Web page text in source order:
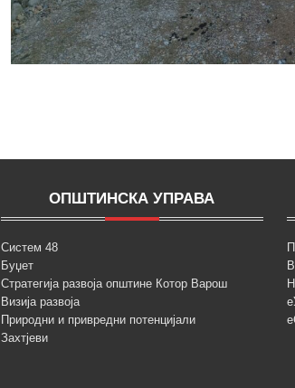
ОПШТИНСКА УПРАВА
Систем 48
Буџет
Стратегија развоја општине Котор Варош
Визија развоја
Природни и привредни потенцијали
Захтјеви